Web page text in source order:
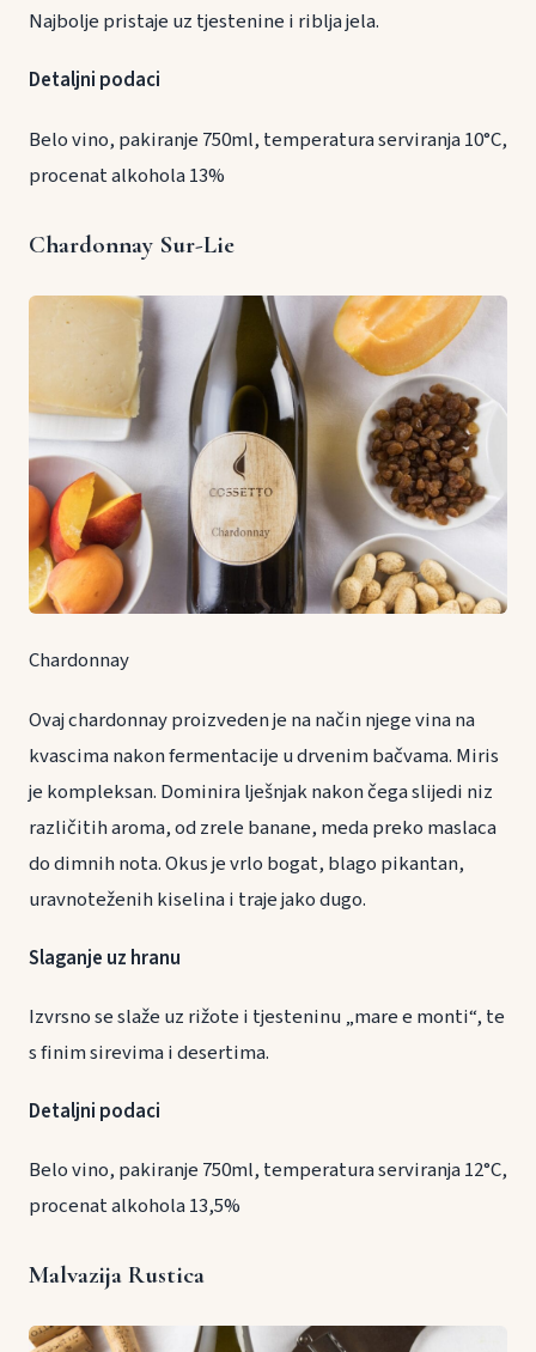
Najbolje pristaje uz tjestenine i riblja jela.
Detaljni podaci
Belo vino, pakiranje 750ml, temperatura serviranja 10°C,
procenat alkohola 13%
Chardonnay Sur-Lie
Chardonnay
Ovaj chardonnay proizveden je na način njege vina na
kvascima nakon fermentacije u drvenim bačvama. Miris
je kompleksan. Dominira lješnjak nakon čega slijedi niz
različitih aroma, od zrele banane, meda preko maslaca
do dimnih nota. Okus je vrlo bogat, blago pikantan,
uravnoteženih kiselina i traje jako dugo.
Slaganje uz hranu
Izvrsno se slaže uz rižote i tjesteninu „mare e monti“, te
s finim sirevima i desertima.
Detaljni podaci
Belo vino, pakiranje 750ml, temperatura serviranja 12°C,
procenat alkohola 13,5%
Malvazija Rustica